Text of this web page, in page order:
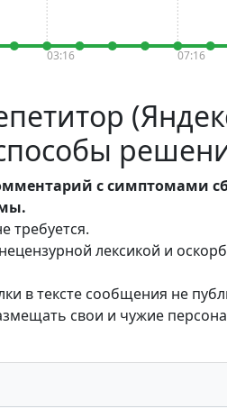
03:16 07:16
с симптомами
требуется.
лексикой и
в тексте сообщения не
свои и чужие